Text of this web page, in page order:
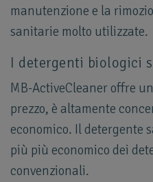
manutenzione e la
sanitarie molto utilizzate.
I detergenti biologici
MB-ActiveCleaner offre
prezzo, è altamente
economico. Il detergente
più più economico dei
convenzionali.